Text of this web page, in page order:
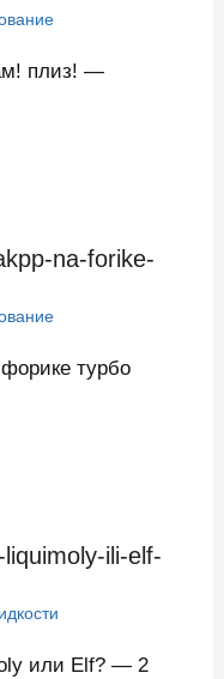
плиз! —
na-forike-
турбо
ili-elf-
или Elf? — 2